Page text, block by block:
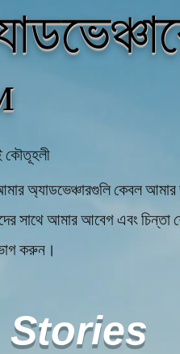
কৌতূহলী
অ্যাডভেঞ্চারগুলি কেবল আমার
আমার আবেগ এবং চিন্তা
করুন।
Stories